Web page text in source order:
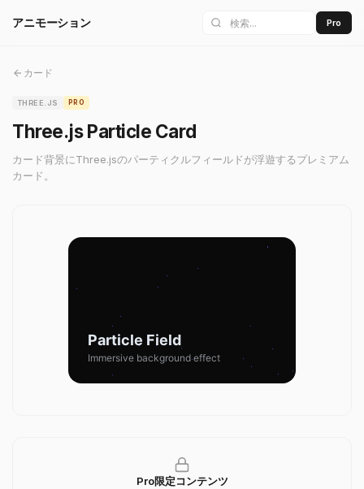
アニモーション Pro
カード
THREE.JS PRO
Three.js Particle Card
カード背景にThree.jsのパーティクルフィールドが浮遊するプレミアム
カード。
Pro限定コンテンツ